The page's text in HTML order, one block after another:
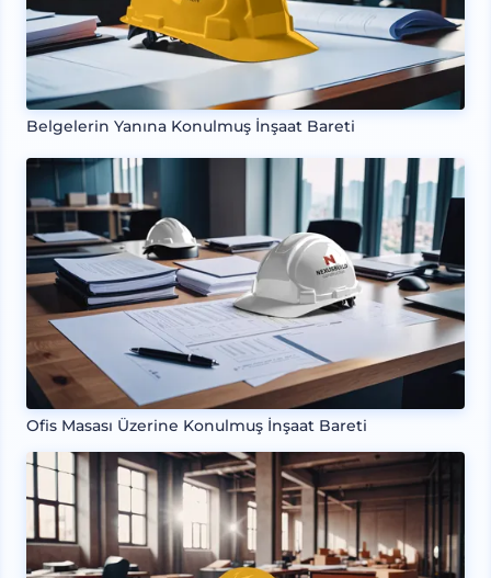
Belgelerin Yanına Konulmuş İnşaat Bareti
Ofis Masası Üzerine Konulmuş İnşaat Bareti